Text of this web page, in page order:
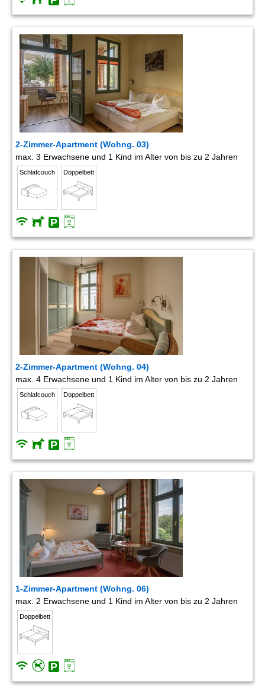
2-Zimmer-Apartment (Wohng. 03)
max. 3 Erwachsene und 1 Kind im Alter von bis zu 2 Jahren
Schlafcouch Doppelbett
2-Zimmer-Apartment (Wohng. 04)
max. 4 Erwachsene und 1 Kind im Alter von bis zu 2 Jahren
Schlafcouch Doppelbett
1-Zimmer-Apartment (Wohng. 06)
max. 2 Erwachsene und 1 Kind im Alter von bis zu 2 Jahren
Doppelbett